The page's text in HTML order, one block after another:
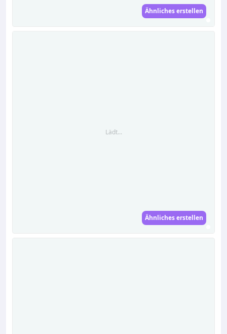
Ähnliches erstellen
Lädt...
Ähnliches erstellen